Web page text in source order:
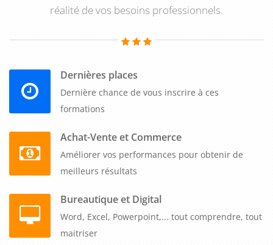
session est maintenue dès un participant, et notre tarif
tout inclus.
La communication managériale constitue le troisième pilier
de cette montée en compétences. Les managers repartent
avec des outils pour structurer leurs messages, adapter leur
d'un projet commun. L'apprentissage de techniques de
conviction et d'animation collective permet de transformer la
vision stratégique en engagement opérationnel. Cette
possibilité d'un financement et s'organise quand vous le
souhaitez, en fonction de votre planning. Donnez à vos
managers les clés pour révéler tout leur potentiel et
réalité de vos besoins professionnels.
Dernières places
Dernière chance de vous inscrire à ces
formations
Achat-Vente et Commerce
Améliorer vos performances pour obtenir de
meilleurs résultats
Bureautique et Digital
Word, Excel, Powerpoint,... tout comprendre, tout
maitriser